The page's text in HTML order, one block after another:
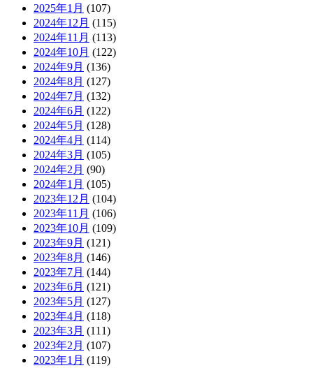
2025年1月 (107)
2024年12月 (115)
2024年11月 (113)
2024年10月 (122)
2024年9月 (136)
2024年8月 (127)
2024年7月 (132)
2024年6月 (122)
2024年5月 (128)
2024年4月 (114)
2024年3月 (105)
2024年2月 (90)
2024年1月 (105)
2023年12月 (104)
2023年11月 (106)
2023年10月 (109)
2023年9月 (121)
2023年8月 (146)
2023年7月 (144)
2023年6月 (121)
2023年5月 (127)
2023年4月 (118)
2023年3月 (111)
2023年2月 (107)
2023年1月 (119)